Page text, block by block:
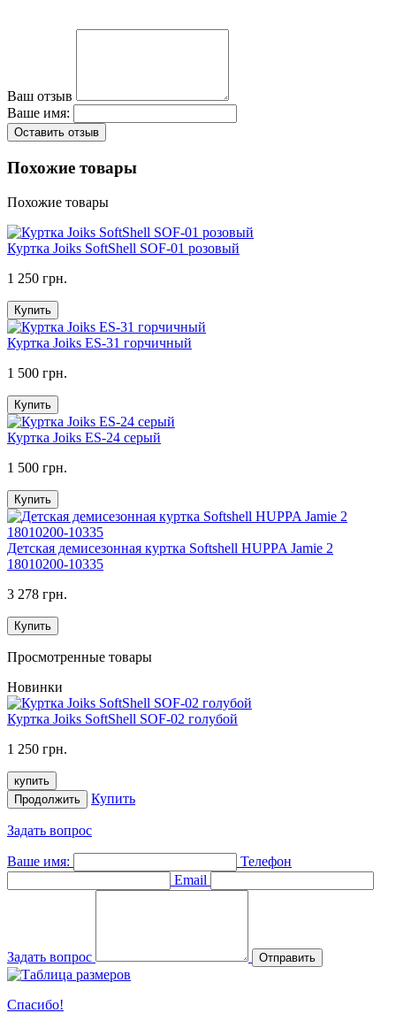
Ваш отзыв
Ваше имя:
Оставить отзыв
Похожие товары
Похожие товары
Куртка Joiks SoftShell SOF-01 розовый
1 250 грн.
Купить
Куртка Joiks ES-31 горчичный
1 500 грн.
Купить
Куртка Joiks ES-24 серый
1 500 грн.
Купить
Детская демисезонная куртка Softshell HUPPA Jamie 2
18010200-10335
3 278 грн.
Купить
Просмотренные товары
Новинки
Куртка Joiks SoftShell SOF-02 голубой
1 250 грн.
купить
Продолжить
Купить
Задать вопрос
Ваше имя:
Телефон
Email
Задать вопрос Отправить
Спасибо!